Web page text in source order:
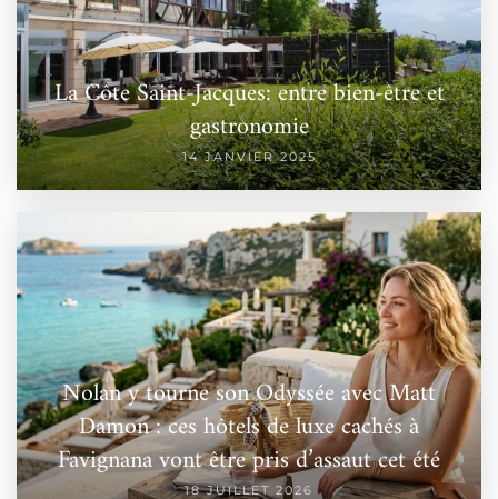
La Côte Saint-Jacques: entre bien-être et
gastronomie
14 JANVIER 2025
Nolan y tourne son Odyssée avec Matt
Damon : ces hôtels de luxe cachés à
Favignana vont être pris d’assaut cet été
18 JUILLET 2026